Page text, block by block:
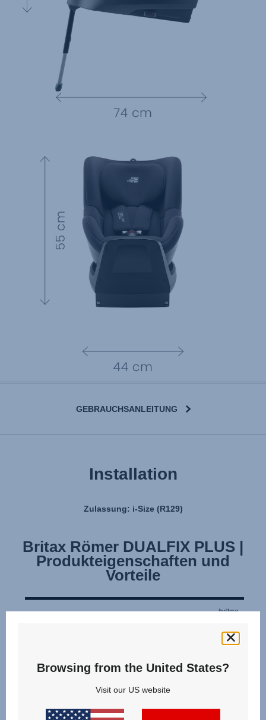
GEBRAUCHSANLEITUNG
Installation
Zulassung: i-Size (R129)
Britax Römer DUALFIX PLUS |
Produkteigenschaften und
Vorteile
Browsing from the United States?
Visit our US website